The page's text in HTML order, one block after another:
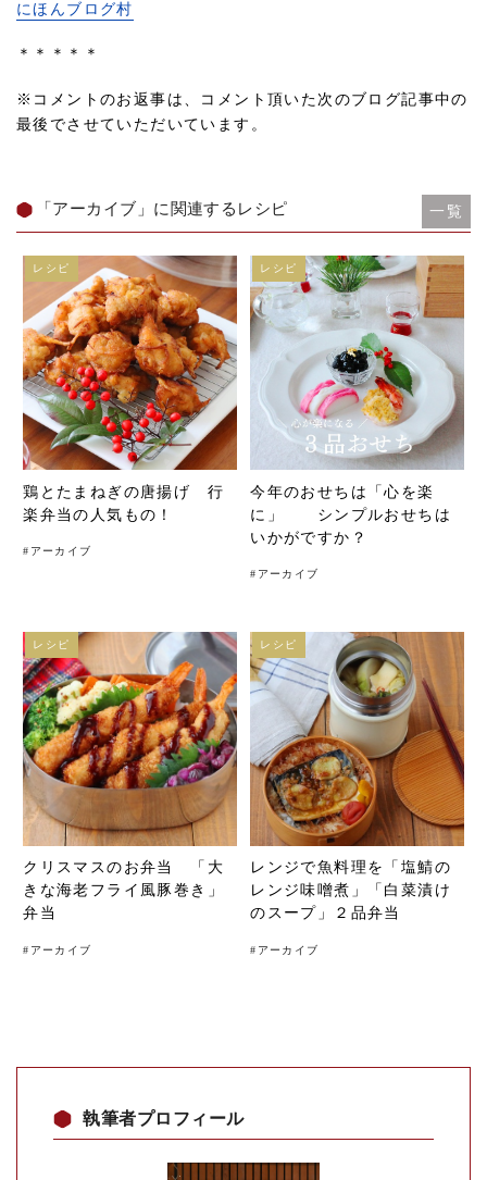
にほんブログ村
＊＊＊＊＊
※コメントのお返事は、コメント頂いた次のブログ記事中の
最後でさせていただいています。
「アーカイブ」に関連するレシピ 一覧
鶏とたまねぎの唐揚げ 行
楽弁当の人気もの！
# アーカイブ
レシピ
今年のおせちは「心を楽
に」 シンプルおせちは
いかがですか？
# アーカイブ
レシピ
クリスマスのお弁当 「大
きな海老フライ風豚巻き」
弁当
# アーカイブ
レシピ
レンジで魚料理を「塩鯖の
レンジ味噌煮」「白菜漬け
のスープ」２品弁当
# アーカイブ
レシピ
執筆者プロフィール